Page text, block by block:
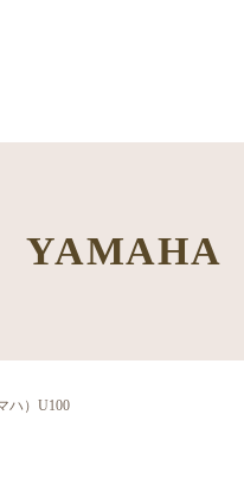
YAMAHA
ハ）U100